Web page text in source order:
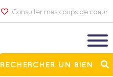
Consulter mes coups de coeur
RECHERCHER UN BIEN